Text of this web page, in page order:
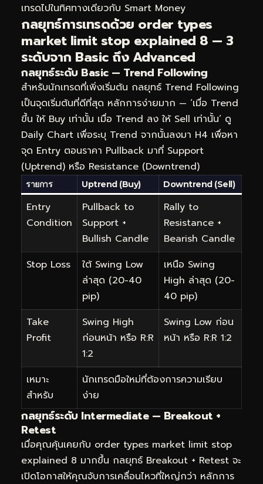
เทรดไปในทิศทางเดียวกับ Smart Money
กลยุทธ์การเทรดด้วย order types
market limit stop explained 8 — 3
ระดับจาก Basic ถึง Advanced
กลยุทธ์ระดับ Basic — Trend Following
สำหรับนักเทรดที่เพิ่งเริ่มต้น กลยุทธ์ Trend Following
เป็นจุดเริ่มต้นที่ดีที่สุด หลักการง่ายมาก — ‘เมื่อ Trend
ขึ้น ให้ Buy เท่านั้น เมื่อ Trend ลง ให้ Sell เท่านั้น’ ดู
Daily Chart เพื่อระบุ Trend จากนั้นลงมา H4 เพื่อหา
จุด Entry ตอนราคา Pullback มาที่ Support
(Uptrend) หรือ Resistance (Downtrend)
รายการ Uptrend (Buy) Downtrend (Sell)
Entry
Condition
Pullback to
Support +
Bullish Candle
Rally to
Resistance +
Bearish Candle
Stop Loss
ใต้ Swing Low
ล่าสุด (20-40
pip)
เหนือ Swing
High ล่าสุด (20-
40 pip)
Take
Profit
Swing High
ก่อนหน้า หรือ R:R
1:2
Swing Low ก่อน
หน้า หรือ R:R 1:2
เหมาะ
สำหรับ
นักเทรดมือใหม่ที่ต้องการความเรียบ
ง่าย
กลยุทธ์ระดับ Intermediate — Breakout +
Retest
เมื่อคุณคุ้นเคยกับ order types market limit stop
explained 8 มากขึ้น กลยุทธ์ Breakout + Retest จะ
เปิดโอกาสให้คุณจับการเคลื่อนไหวที่ใหญ่กว่า หลักการ